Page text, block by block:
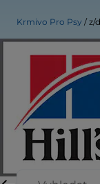
Krmivo Pro Psy z/